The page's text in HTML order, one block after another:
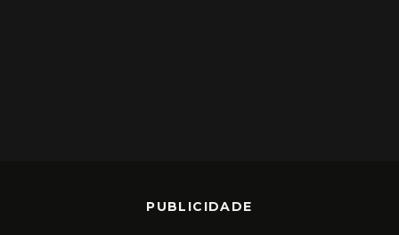
PUBLICIDADE